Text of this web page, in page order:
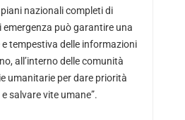
piani nazionali completi di
può garantire una
tempestiva delle informazioni
all’interno delle comunità
umanitarie per dare priorità
salvare vite umane”.